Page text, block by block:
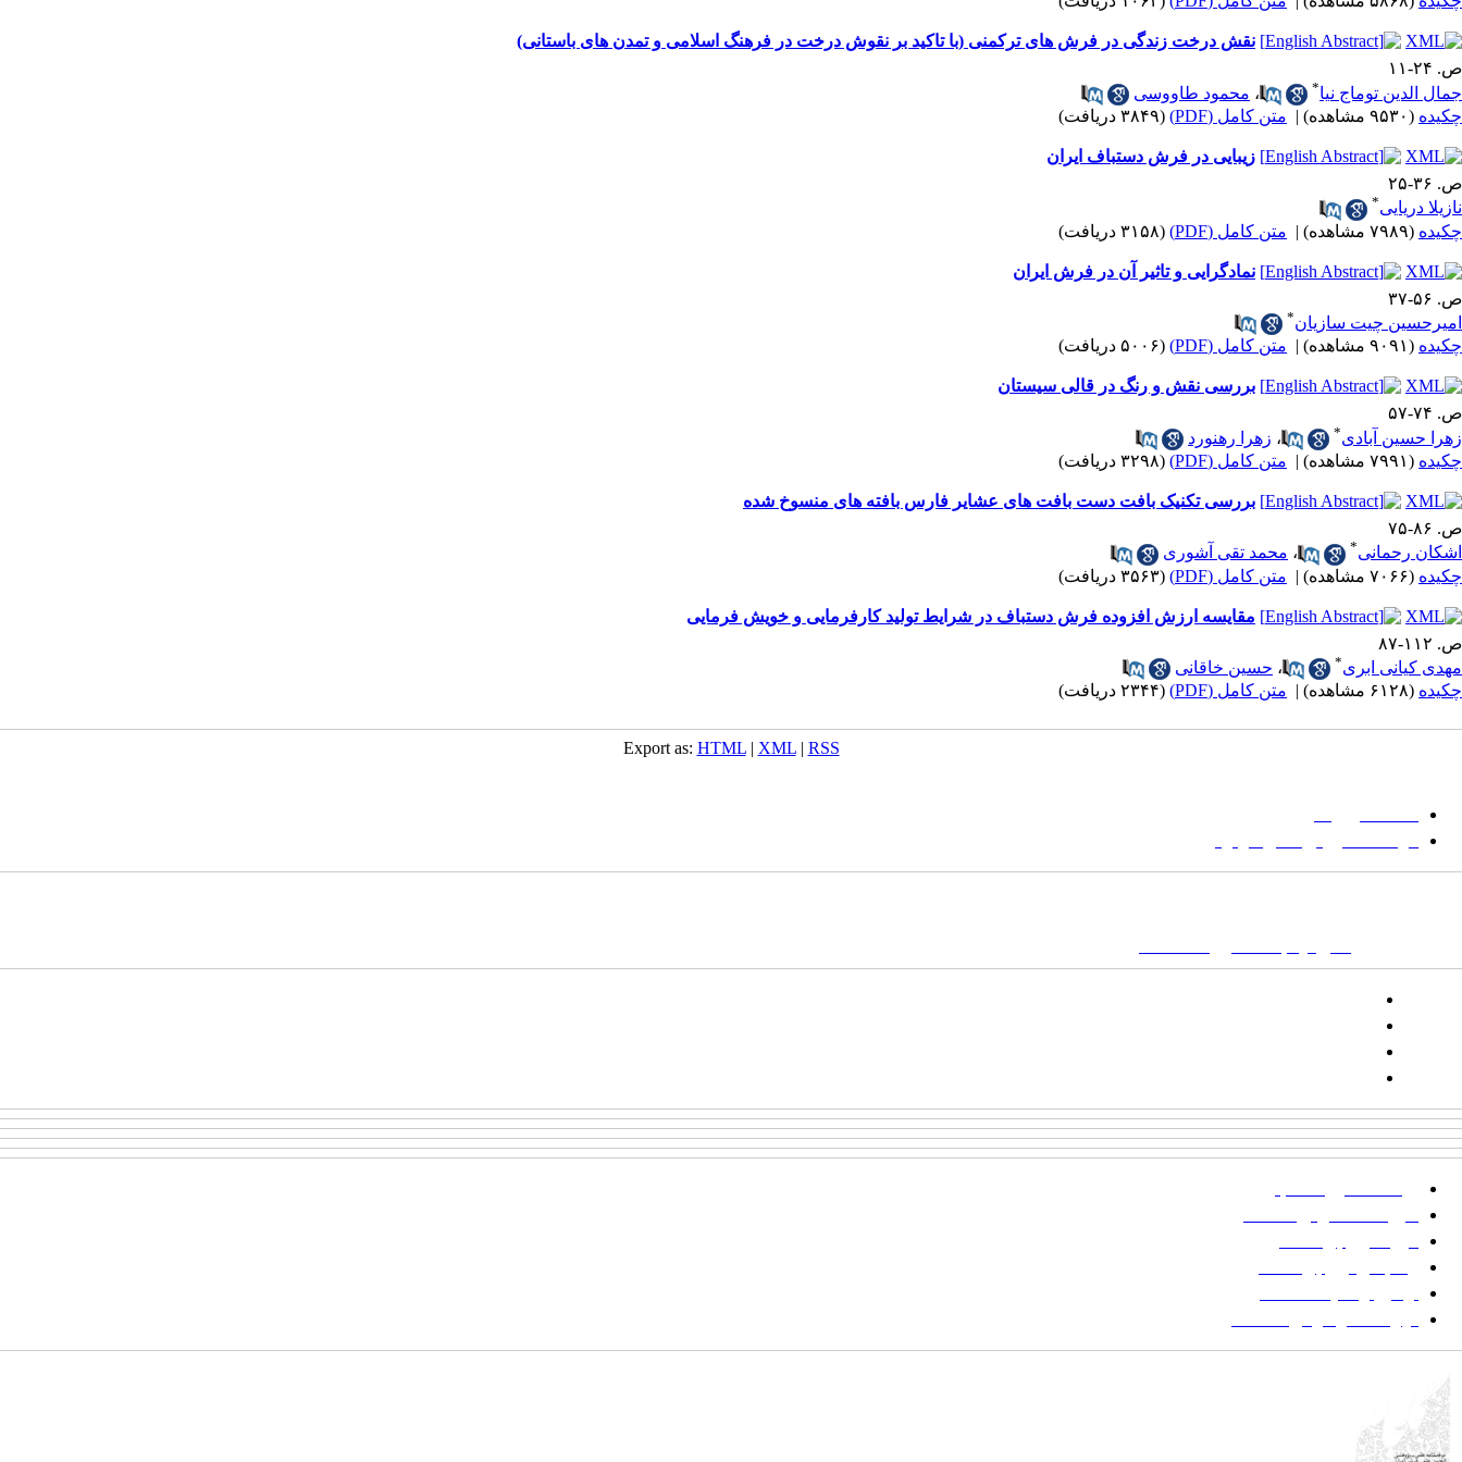
نقش درخت زندگی در فرش های ترکمنی (با تاکید بر نقوش درخت در فرهنگ اسلامی و تمدن های باستانی)
ص. ۲۴-۱۱
جمال الدین توماج نیا* ، محمود طاووسی
چکیده (۹۵۳۰ مشاهده) | متن کامل (PDF) (۳۸۴۹ دریافت)
زیبایی در فرش دستباف ایران
ص. ۳۶-۲۵
نازیلا دریایی*
چکیده (۷۹۸۹ مشاهده) | متن کامل (PDF) (۳۱۵۸ دریافت)
نمادگرایی و تاثیر آن در فرش ایران
ص. ۵۶-۳۷
امیرحسین چیت سازیان*
چکیده (۹۰۹۱ مشاهده) | متن کامل (PDF) (۵۰۰۶ دریافت)
بررسی نقش و رنگ در قالی سیستان
ص. ۷۴-۵۷
زهرا حسین آبادی* ، زهرا رهنورد
چکیده (۷۹۹۱ مشاهده) | متن کامل (PDF) (۳۲۹۸ دریافت)
بررسی تکنیک بافت دست بافت های عشایر فارس بافته های منسوخ شده
ص. ۸۶-۷۵
اشکان رحمانی* ، محمد تقی آشوری
چکیده (۷۰۶۶ مشاهده) | متن کامل (PDF) (۳۵۶۳ دریافت)
مقایسه ارزش افزوده فرش دستباف در شرایط تولید کارفرمایی و خویش فرمایی
ص. ۱۱۲-۸۷
مهدی کیانی ابری* ، حسین خاقانی
چکیده (۶۱۲۸ مشاهده) | متن کامل (PDF) (۲۳۴۴ دریافت)
Export as: HTML| XML| RSS